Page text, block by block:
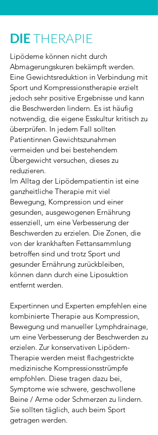
DIETHERAPIE
Lipödeme können nicht durch
Abmagerungskuren bekämpft werden.
Eine Gewichtsreduktion in Verbindung mit
Sport und Kompressionstherapie erzielt
jedoch sehr positive Ergebnisse und kann
die Beschwerden lindern. Es ist häufig
notwendig, die eigene Esskultur kritisch zu
überprüfen. In jedem Fall sollten
Patientinnen Gewichtszunahmen
vermeiden und bei bestehendem
Übergewicht versuchen, dieses zu
reduzieren.
Im Alltag der Lipödempatientin ist eine
ganzheitliche Therapie mit viel
Bewegung, Kompression und einer
gesunden, ausgewogenen Ernährung
essenziell, um eine Verbesserung der
Beschwerden zu erzielen. Die Zonen, die
von der krankhaften Fettansammlung
betroffen sind und trotz Sport und
gesunder Ernährung zurückbleiben,
können dann durch eine Liposuktion
entfernt werden.
Expertinnen und Experten empfehlen eine
kombinierte Therapie aus Kompression,
Bewegung und manueller Lymphdrainage,
um eine Verbesserung der Beschwerden zu
erzielen. Zur konservativen Lipödem-
Therapie werden meist flachgestrickte
medizinische Kompressionsstrümpfe
empfohlen. Diese tragen dazu bei,
Symptome wie schwere, geschwollene
Beine / Arme oder Schmerzen zu lindern.
Sie sollten täglich, auch beim Sport
getragen werden.